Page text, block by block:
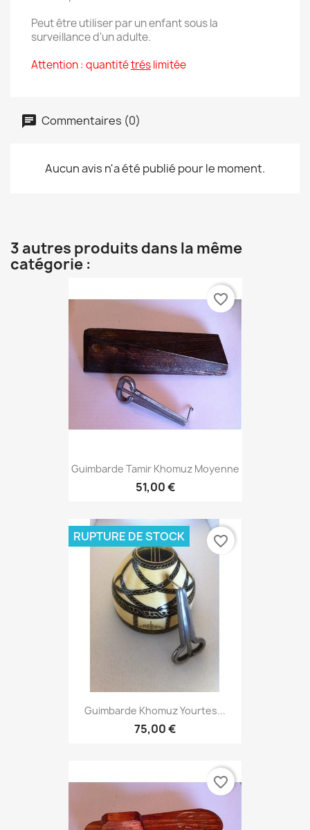
Peut être utiliser par un enfant sous la
surveillance d'un adulte.
Attention : quantitétréslimitée
Commentaires (0)
Aucun avis n'a été publié pour le moment.
3 autres produits dans la même
catégorie :
Guimbarde Tamir Khomuz Moyenne
51,00 €
favorite_border
Guimbarde Khomuz Yourtes...
75,00 €
RUPTURE DE STOCK favorite_border
favorite_border